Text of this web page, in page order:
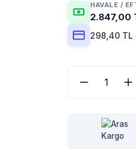
HAVALE /
2.847,00
298,40